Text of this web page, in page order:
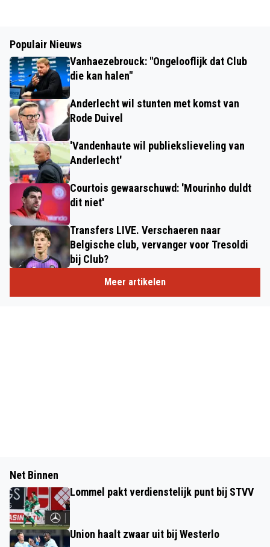
Populair Nieuws
Vanhaezebrouck: "Ongelooflijk dat Club
die kan halen"
Anderlecht wil stunten met komst van
Rode Duivel
'Vandenhaute wil publiekslieveling van
Anderlecht'
Courtois gewaarschuwd: 'Mourinho duldt
dit niet'
Transfers LIVE. Verschaeren naar
Belgische club, vervanger voor Tresoldi
bij Club?
Meer artikelen
Net Binnen
Lommel pakt verdienstelijk punt bij STVV
Union haalt zwaar uit bij Westerlo